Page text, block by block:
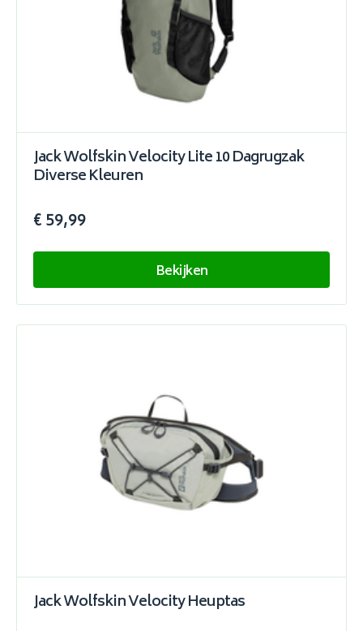
Jack Wolfskin Velocity Lite 10 Dagrugzak
Diverse Kleuren
€ 59,99
Bekijken
Jack Wolfskin Velocity Heuptas